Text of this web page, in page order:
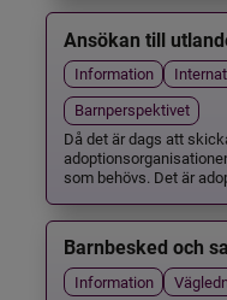
Ansökan till
Information
Barnperspektivet
Då det är dags att
som behövs. Det är
Barnbesked och
Information